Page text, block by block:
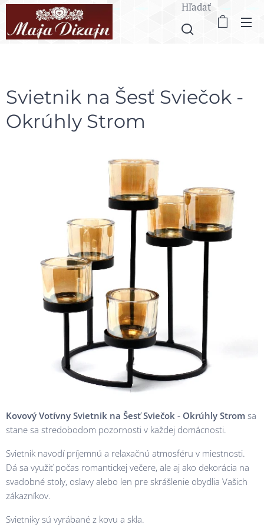
Hľadať
Svietnik na Šesť Sviečok -
Okrúhly Strom
Kovový Votívny Svietnik na Šesť Sviečok - Okrúhly Strom sa
stane sa stredobodom pozornosti v každej domácnosti.
Svietnik navodí príjemnú a relaxačnú atmosféru v miestnosti.
Dá sa využiť počas romantickej večere, ale aj ako dekorácia na
svadobné stoly, oslavy alebo len pre skrášlenie obydlia Vašich
zákazníkov.
Svietniky sú vyrábané z kovu a skla.